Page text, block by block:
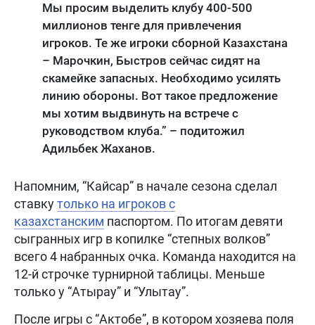
Мы просим выделить клубу 400-500
миллионов тенге для привлечения
игроков. Те же игроки сборной Казахстана
– Марочкин, Быстров сейчас сидят на
скамейке запасных. Необходимо усилять
линию обороны. Вот такое предложение
мы хотим выдвинуть на встрече с
руководством клуба.” – подитожил
Адильбек Жаханов.
Напомним, “Кайсар” в начале сезона сделал
ставкутолько на игроков с
казахстанским паспортом. По итогам девяти
сыгранных игр в копилке “степных волков”
всего 4 набранных очка. Команда находится на
12-й строчке турнирной таблицы. Меньше
только у “Атырау” и “Улытау”.
После игры с “Актобе”, в котором хозяева поля